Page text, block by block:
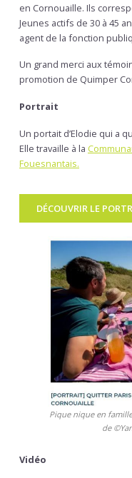
en Cornouaille. Ils
Jeunes actifs de 30 à 45
agent de la fonction
Un grand merci aux
promotion de Quimper
Portrait
Un portait d’Elodie qui a
Elle travaille à la
Fouesnantais.
DÉCOUVRIR LE
Pique nique en
de
Vidéo